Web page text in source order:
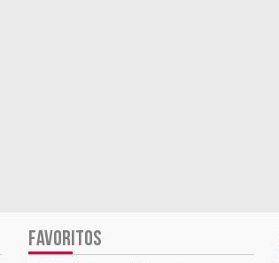
FAVORITOS